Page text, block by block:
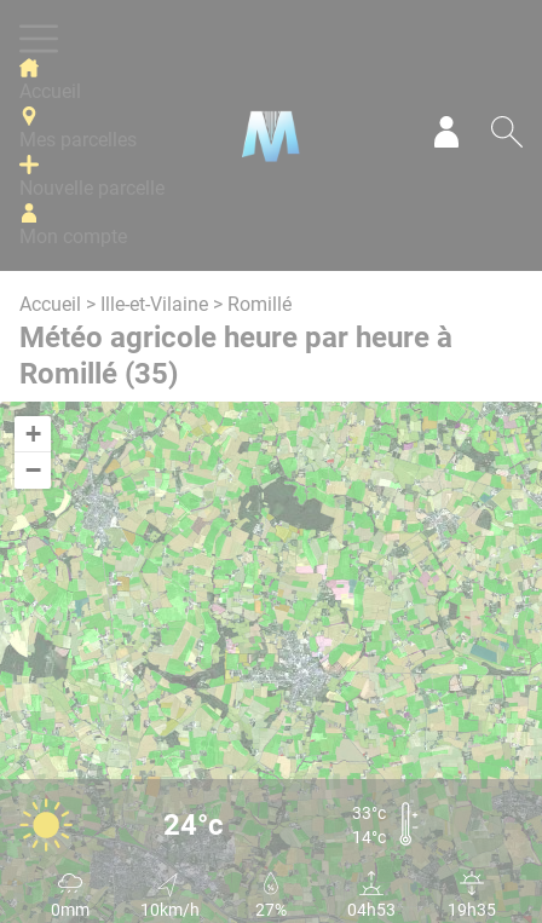
Accueil > Ille-et-Vilaine > Romillé
Météo agricole heure par heure à
Romillé (35)
+
−
24°c
33°c
14°c
0mm 10km/h 27% 04h53 19h35